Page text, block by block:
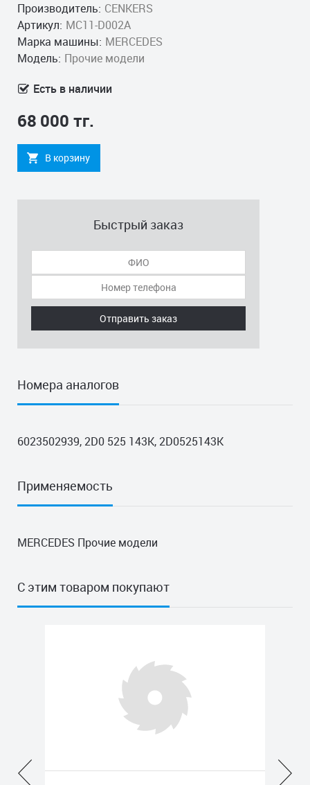
Производитель: CENKERS
Артикул: MC11-D002A
Марка машины: MERCEDES
Модель: Прочие модели
Есть в наличии
68 000 тг.
В корзину
Быстрый заказ
Отправить заказ
Номера аналогов
6023502939, 2D0 525 143K, 2D0525143K
Применяемость
MERCEDES Прочие модели
С этим товаром покупают